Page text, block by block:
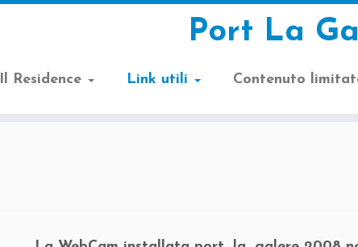
Port La
Il Residence Link utili Contenuto